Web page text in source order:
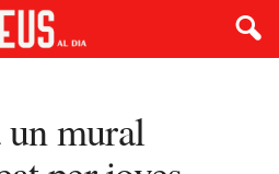
mural